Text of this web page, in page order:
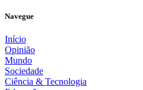
Navegue
Início
Opinião
Mundo
Sociedade
Ciência & Tecnologia